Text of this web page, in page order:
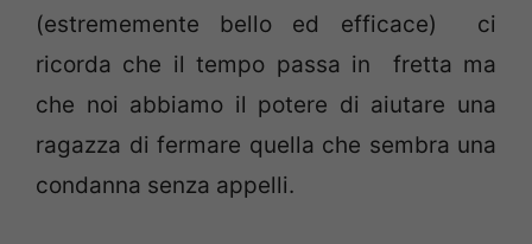
(estrememente bello ed efficace) ci
ricorda che il tempo passa in fretta ma
che noi abbiamo il potere di aiutare una
ragazza di fermare quella che sembra una
condanna senza appelli.